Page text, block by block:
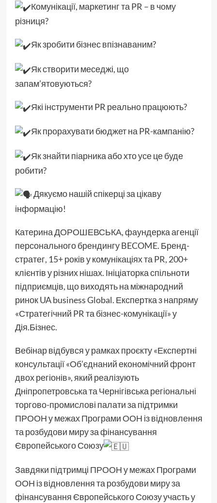
Комунікації, маркетинг та PR – в чому
різниця?
Як зробити бізнес впізнаваним?
Як створити меседжі, що
запам’ятовуються?
Які інструменти PR реально працюють?
Як прорахувати бюджет на PR-кампанію?
Як знайти піарника або хто усе це буде
робити?
Дякуємо нашій спікерці за цікаву
інформацію!
Катерина ДОРОШЕВСЬКА, фаундерка агенції
персонального брендингу BECOME. Бренд-
стратег, 15+ років у комунікаціях та PR, 200+
клієнтів у різних нішах. Ініціаторка спільноти
підприємців, що виходять на міжнародний
ринок UA business Global. Експертка з напряму
«Стратегічний PR та бізнес-комунікації» у
Дія.Бізнес.
Вебінар відбувся у рамках проєкту «Експертні
консультації «Об’єднаний економічний фронт
двох регіонів», який реалізують
Дніпропетровська та Чернігівська регіональні
торгово-промислові палати за підтримки
ПРООН у межах Програми ООН із відновлення
та розбудови миру за фінансування
Європейського Союзу
Завдяки підтримці ПРООН у межах Програми
ООН із відновлення та розбудови миру за
фінансування Європейського Союзу участь у